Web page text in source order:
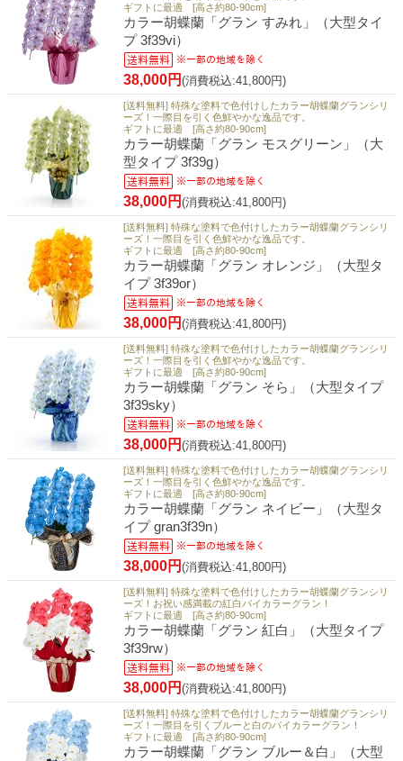
ギフトに最適 [高さ約80-90cm]
カラー胡蝶蘭「グラン すみれ」（大型タイ
プ 3f39vi）
38,000円 (消費税込:41,800円)
[送料無料] 特殊な塗料で色付けしたカラー胡蝶蘭グランシリ
ーズ！一際目を引く色鮮やかな逸品です。
ギフトに最適 [高さ約80-90cm]
カラー胡蝶蘭「グラン モスグリーン」（大
型タイプ 3f39g）
38,000円 (消費税込:41,800円)
[送料無料] 特殊な塗料で色付けしたカラー胡蝶蘭グランシリ
ーズ！一際目を引く色鮮やかな逸品です。
ギフトに最適 [高さ約80-90cm]
カラー胡蝶蘭「グラン オレンジ」（大型タ
イプ 3f39or）
38,000円 (消費税込:41,800円)
[送料無料] 特殊な塗料で色付けしたカラー胡蝶蘭グランシリ
ーズ！一際目を引く色鮮やかな逸品です。
ギフトに最適 [高さ約80-90cm]
カラー胡蝶蘭「グラン そら」（大型タイプ
3f39sky）
38,000円 (消費税込:41,800円)
[送料無料] 特殊な塗料で色付けしたカラー胡蝶蘭グランシリ
ーズ！一際目を引く色鮮やかな逸品です。
ギフトに最適 [高さ約80-90cm]
カラー胡蝶蘭「グラン ネイビー」（大型タ
イプ gran3f39n）
38,000円 (消費税込:41,800円)
[送料無料] 特殊な塗料で色付けしたカラー胡蝶蘭グランシリ
ーズ！お祝い感満載の紅白バイカラーグラン！
ギフトに最適 [高さ約80-90cm]
カラー胡蝶蘭「グラン 紅白」（大型タイプ
3f39rw）
38,000円 (消費税込:41,800円)
[送料無料] 特殊な塗料で色付けしたカラー胡蝶蘭グランシリ
ーズ！一際目を引くブルーと白のバイカラーグラン！
ギフトに最適 [高さ約80-90cm]
カラー胡蝶蘭「グラン ブルー＆白」（大型